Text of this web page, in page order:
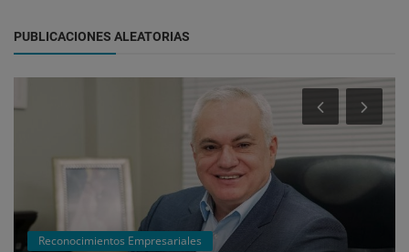
PUBLICACIONES ALEATORIAS
Reconocimientos Empresariales